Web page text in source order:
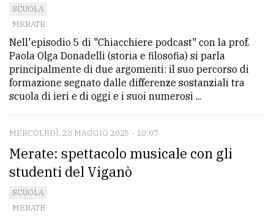
SCUOLA
MERATE
Nell'episodio 5 di "Chiacchiere podcast" con la prof.
Paola Olga Donadelli (storia e filosofia) si parla
principalmente di due argomenti: il suo percorso di
formazione segnato dalle differenze sostanziali tra
scuola di ieri e di oggi e i suoi numerosi ...
MERCOLEDÌ, 28 MAGGIO 2025 - 10:07
Merate: spettacolo musicale con gli
studenti del Viganò
SCUOLA
MERATE